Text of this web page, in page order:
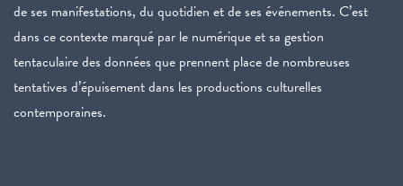
de ses manifestations, du quotidien et de ses événements. C’est
dans ce contexte marqué par le numérique et sa gestion
tentaculaire des données que prennent place de nombreuses
tentatives d’épuisement dans les productions culturelles
contemporaines.